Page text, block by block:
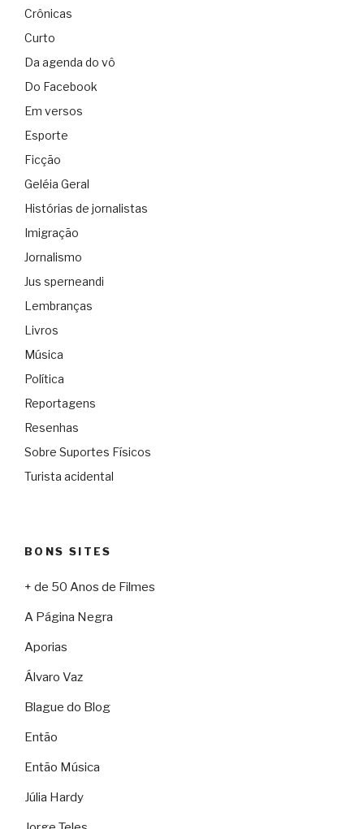
Crônicas
Curto
Da agenda do vô
Do Facebook
Em versos
Esporte
Ficção
Geléia Geral
Histórias de jornalistas
Imigração
Jornalismo
Jus sperneandi
Lembranças
Livros
Música
Política
Reportagens
Resenhas
Sobre Suportes Físicos
Turista acidental
BONS SITES
+ de 50 Anos de Filmes
A Página Negra
Aporias
Álvaro Vaz
Blague do Blog
Então
Então Música
Júlia Hardy